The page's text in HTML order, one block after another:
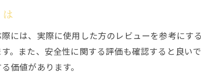
女性ホルモンをサポートするサプリが人気
年齢に対応したバストアップ法を提案
お肌にも嬉しい成分配合のサプリを紹介
には、実際に使用した方のレビューを参考にす
。また、安全性に関する評価も確認すると良い
価値があります。